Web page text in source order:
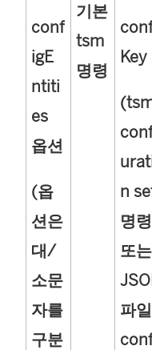
conf
igE
ntiti
es
옵션
(옵
션은
대/
소문
자를
구분
기본
tsm
명령
Key
n
명령
또는
파